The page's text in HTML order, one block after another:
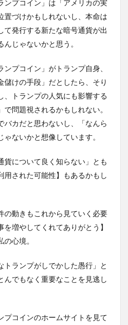
ンプコイン」は「アメリカの実
置づけかもしれないし、本命は
て発行する新たな暗号通貨が出
じゃないかと思う。
ンプコイン」がトランプ自身、
儲けの手段」だとしたら、そり
、トランプの人気にも影響する
で問題視されるかもしれない。
バカだと思わないし、「なんら
ないかと想像しています。
貨について良く知らない」とも
用された可能性】もあるかもし
の動きもこれから見ていく必要
増やしてくれてありがとう】
心境。
トランプがしでかした愚行」と
んでもなく重要なことを見逃し
プコインのホームサイトを見て